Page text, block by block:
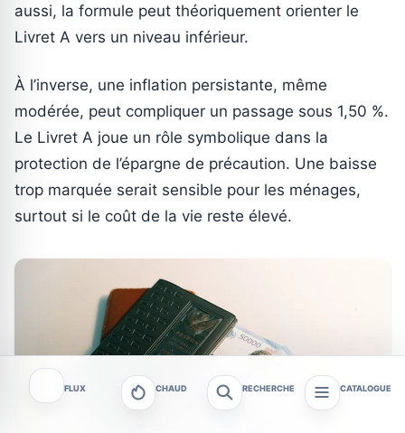
aussi, la formule peut théoriquement orienter le
Livret A vers un niveau inférieur.
À l’inverse, une inflation persistante, même
modérée, peut compliquer un passage sous 1,50 %.
Le Livret A joue un rôle symbolique dans la
protection de l’épargne de précaution. Une baisse
trop marquée serait sensible pour les ménages,
surtout si le coût de la vie reste élevé.
FLUX CHAUD RECHERCHE CATALOGUE